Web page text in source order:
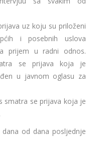
uz koju su priloženi
i posebnih uslova
prijem u radni odnos.
se prijava koja je
u javnom oglasu za
smatra se prijava koja je
od dana posljednje